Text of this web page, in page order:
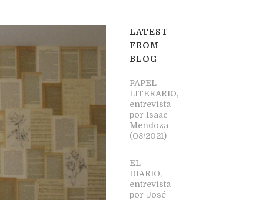
LATEST
FROM
BLOG
PAPEL
LITERARIO,
entrevista
por Isaac
Mendoza
(08/2021)
EL
DIARIO,
entrevista
por José